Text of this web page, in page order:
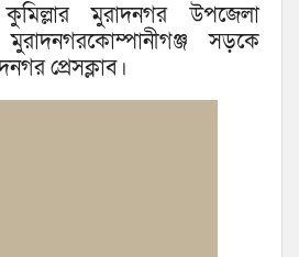
মুরাদনগর উপজেলা
সড়কে
প্রেসক্লাব।